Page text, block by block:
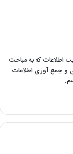
اطلاعات که به مباحث
و جمع آوری اطلاعات